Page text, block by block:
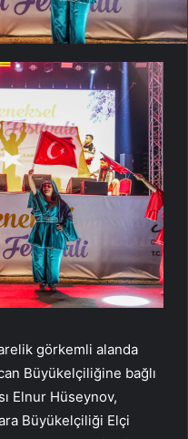
görkemli alanda
Büyükelçiliğine bağlı
Elnur Hüseynov,
Büyükelçiliği Elçi